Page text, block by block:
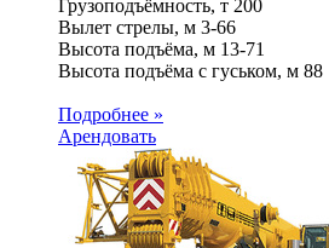
Грузоподъёмность, т 200
Вылет стрелы, м 3-66
Высота подъёма, м 13-71
Высота подъёма с гуськом, м 88
Подробнее »
Арендовать